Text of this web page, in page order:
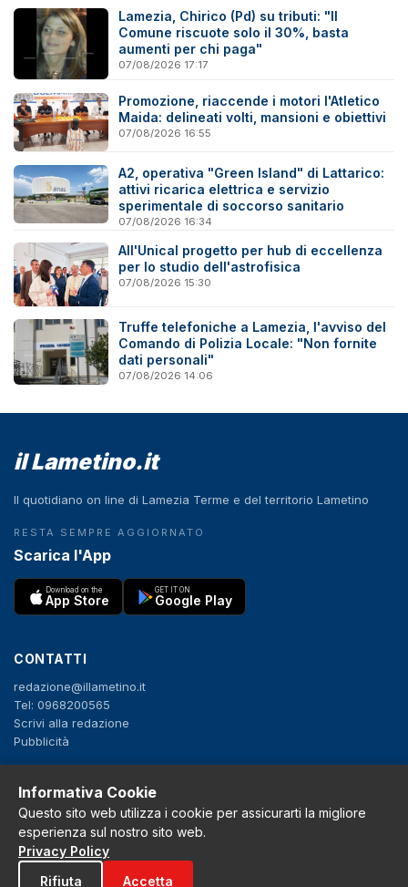
Lamezia, Chirico (Pd) su tributi: "Il
Comune riscuote solo il 30%, basta
aumenti per chi paga"
07/08/2026 17:17
Promozione, riaccende i motori l'Atletico
Maida: delineati volti, mansioni e obiettivi
07/08/2026 16:55
A2, operativa "Green Island" di Lattarico:
attivi ricarica elettrica e servizio
sperimentale di soccorso sanitario
07/08/2026 16:34
All'Unical progetto per hub di eccellenza
per lo studio dell'astrofisica
07/08/2026 15:30
Truffe telefoniche a Lamezia, l'avviso del
Comando di Polizia Locale: "Non fornite
dati personali"
07/08/2026 14:06
il Lametino.it
Il quotidiano on line di Lamezia Terme e del territorio Lametino
RESTA SEMPRE AGGIORNATO
Scarica l'App
Download on the
App Store
GET IT ON
Google Play
CONTATTI
redazione@illametino.it
Tel: 0968200565
Scrivi alla redazione
Pubblicità
SEGUICI
f X IG YT
Privacy Policy
Informativa Cookie
Questo sito web utilizza i cookie per assicurarti la migliore
esperienza sul nostro sito web.
Privacy Policy
Rifiuta
Accetta